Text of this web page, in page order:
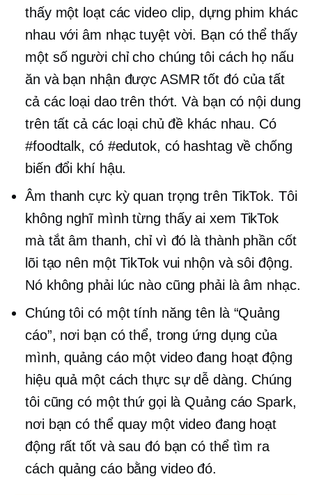
thấy một loạt các video clip, dựng phim khác
nhau với âm nhạc tuyệt vời. Bạn có thể thấy
một số người chỉ cho chúng tôi cách họ nấu
ăn và bạn nhận được ASMR tốt đó của tất
cả các loại dao trên thớt. Và bạn có nội dung
trên tất cả các loại chủ đề khác nhau. Có
#foodtalk, có #edutok, có hashtag về chống
biến đổi khí hậu.
Âm thanh cực kỳ quan trọng trên TikTok. Tôi
không nghĩ mình từng thấy ai xem TikTok
mà tắt âm thanh, chỉ vì đó là thành phần cốt
lõi tạo nên một TikTok vui nhộn và sôi động.
Nó không phải lúc nào cũng phải là âm nhạc.
Chúng tôi có một tính năng tên là “Quảng
cáo”, nơi bạn có thể, trong ứng dụng của
mình, quảng cáo một video đang hoạt động
hiệu quả một cách thực sự dễ dàng. Chúng
tôi cũng có một thứ gọi là Quảng cáo Spark,
nơi bạn có thể quay một video đang hoạt
động rất tốt và sau đó bạn có thể tìm ra
cách quảng cáo bằng video đó.